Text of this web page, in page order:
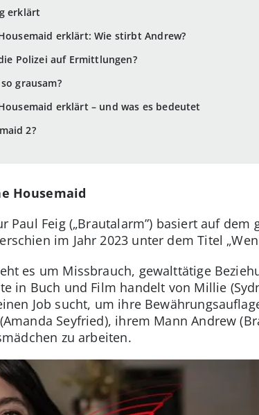
erklärt
erklärt: Wie stirbt Andrew?
Polizei auf Ermittlungen?
grausam?
erklärt – und was es bedeutet
2?
Housemaid
Paul Feig („Brautalarm”) basiert auf
im Jahr 2023 unter dem Titel
es um Missbrauch, gewalttätige
in Buch und Film handelt von Millie
Job sucht, um ihre
Seyfried), ihrem Mann Andrew
zu arbeiten.